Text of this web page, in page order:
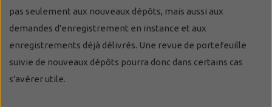
pas seulement aux nouveaux dépôts, mais aussi aux
demandes d'enregistrement en instance et aux
enregistrements déjà délivrés. Une revue de portefeuille
suivie de nouveaux dépôts pourra donc dans certains cas
s'avérer utile.